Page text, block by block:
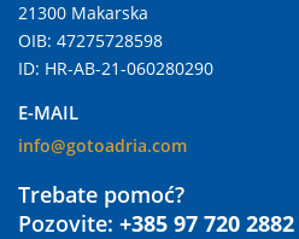
21300 Makarska
OIB: 47275728598
ID: HR-AB-21-060280290
E-MAIL
info@gotoadria.com
Trebate pomoć?
Pozovite: +385 97 720 2882